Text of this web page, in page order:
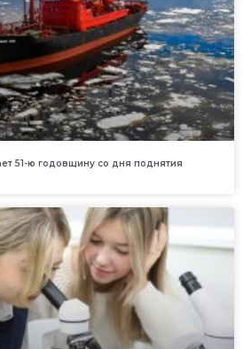
51-ю годовщину со дня поднятия